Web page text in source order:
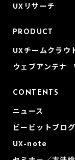
UXリサーチ
PRODUCT
UXチームクラ
ウェブアンテ
CONTENTS
ニュース
ビービットブログ
UX-note